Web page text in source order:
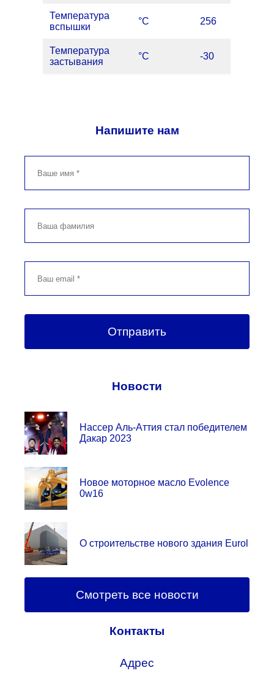
Температура
вспышки
°C 256
Температура
застывания
°C -30
Напишите нам
Новости
Нассер Аль-Аттия стал победителем
Дакар 2023
Новое моторное масло Evolence
0w16
О строительстве нового здания Eurol
Смотреть все новости
Контакты
Адрес